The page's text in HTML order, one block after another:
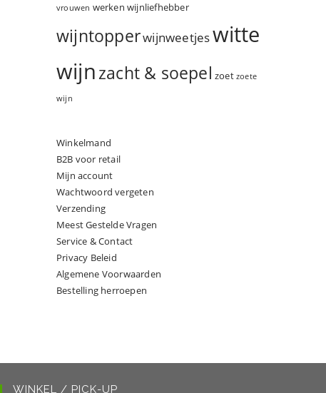
vrouwen werken wijnliefhebber
wijntopperwijnweetjeswitte
wijnzacht & soepel zoet zoete
wijn
Winkelmand
B2B voor retail
Mijn account
Wachtwoord vergeten
Verzending
Meest Gestelde Vragen
Service & Contact
Privacy Beleid
Algemene Voorwaarden
Bestelling herroepen
WINKEL / PICK-UP